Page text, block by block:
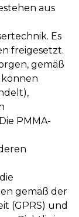
aus
Es
freigesetzt.
gemäß
können
PMMA-
gemäß der
(GPRS) und